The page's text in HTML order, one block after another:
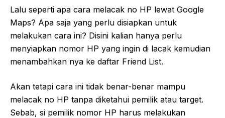
Lalu seperti apa cara melacak no HP lewat Google
Maps? Apa saja yang perlu disiapkan untuk
melakukan cara ini? Disini kalian hanya perlu
menyiapkan nomor HP yang ingin di lacak kemudian
menambahkan nya ke daftar Friend List.
Akan tetapi cara ini tidak benar-benar mampu
melacak no HP tanpa diketahui pemilik atau target.
Sebab, si pemilik nomor HP harus melakukan